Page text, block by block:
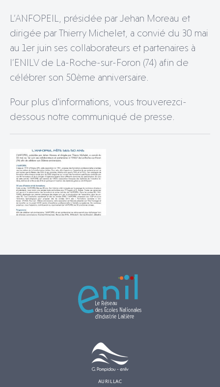
L’ANFOPEIL, présidée par Jehan Moreau et
dirigée par Thierry Michelet, a convié du 30 mai
au 1er juin ses collaborateurs et partenaires à
l’ENILV de La-Roche-sur-Foron (74) afin de
célébrer son 50ème anniversaire.
Pour plus d'informations, vous trouverezci-
dessous notre communiqué de presse.
AURILLAC